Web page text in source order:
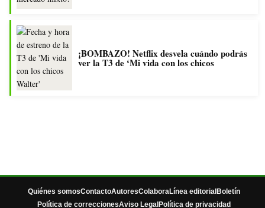
¡BOMBAZO! Netflix desvela cuándo podrás
ver la T3 de ‘Mi vida con los chicos
Quiénes somosContactoAutoresColaboraLínea editorial Boletín
Política de correccionesAviso Legal Política de privacidad